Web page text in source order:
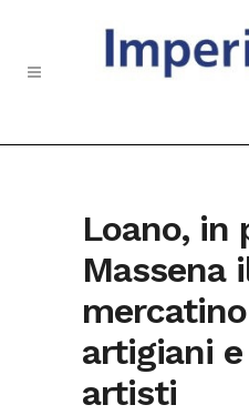
Loano, in
Massena
artigiani
artisti